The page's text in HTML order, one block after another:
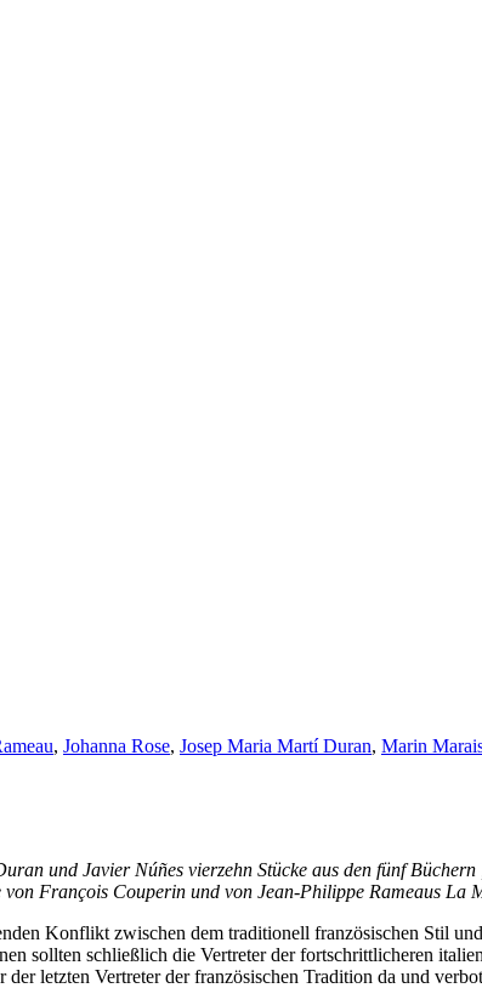
, Johanna Rose, Josep Maria Martí Duran, Marin
und Javier Núñes vierzehn Stücke aus den fünf
François Couperin und von Jean-Philippe Rameaus La
Konflikt zwischen dem traditionell französischen Stil
sollten schließlich die Vertreter der fortschrittlicheren
letzten Vertreter der französischen Tradition da und